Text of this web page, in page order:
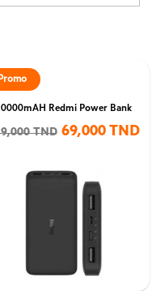
Redmi Power Bank
TND 69,000 TND
Promo